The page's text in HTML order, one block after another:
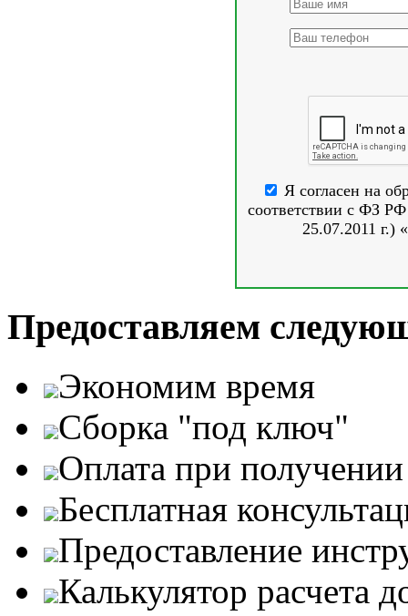
Я согласен на
соответствии с ФЗ
25.07.2011 г.)
Предоставляем
Экономим время
Сборка "под ключ"
Оплата при получении
Бесплатная
Предоставление
Калькулятор расчета